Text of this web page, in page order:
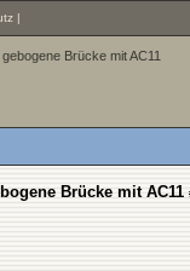
|
Brücke mit AC11
Brücke mit AC11